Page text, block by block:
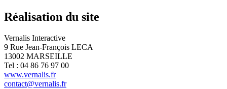
Réalisation du site
Vernalis Interactive
9 Rue Jean-François LECA
13002 MARSEILLE
Tel : 04 86 76 97 00
www.vernalis.fr
contact@vernalis.fr